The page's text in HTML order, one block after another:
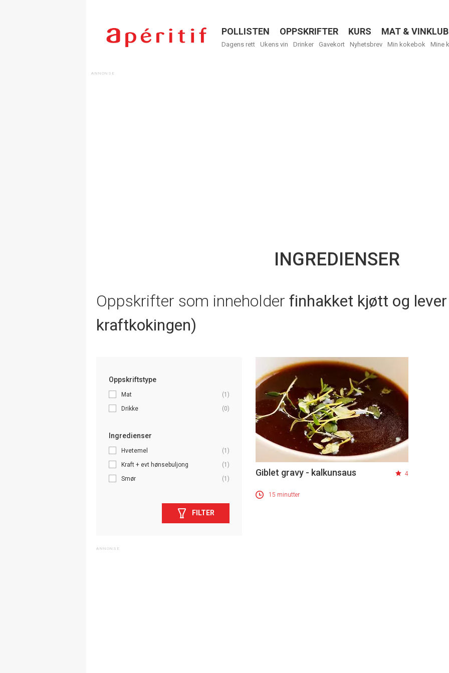
Menu
POLLISTEN OPPSKRIFTER KURS MAT &
Dagens rett Ukens vin Drinker Gavekort Nyhetsbrev Min kokebok Mine
INGREDIENSER
Oppskrifter som inneholder finhakket kjøtt og
kraftkokingen)
Oppskriftstype
Mat
(1)
Drikke
(0)
Ingredienser
Hvetemel
(1)
Kraft + evt hønsebuljong
(1)
Smør
(1)
FILTER
Giblet gravy - kalkunsaus 4
15 minutter